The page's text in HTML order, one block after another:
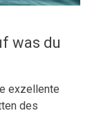
was du
exzellente
des